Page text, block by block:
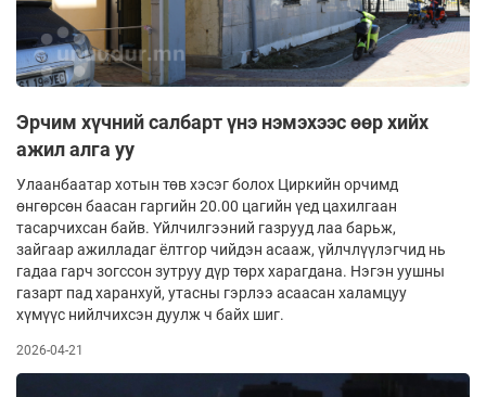
Эрчим хүчний салбарт үнэ нэмэхээс өөр хийх
ажил алга уу
Улаанбаатар хотын төв хэсэг болох Циркийн орчимд
өнгөрсөн баасан гаргийн 20.00 цагийн үед цахилгаан
тасарчихсан байв. Үйлчилгээний газрууд лаа барьж,
зайгаар ажилладаг ёлтгор чийдэн асааж, үйлчлүүлэгчид нь
гадаа гарч зогссон зутруу дүр төрх харагдана. Нэгэн уушны
газарт пад харанхуй, утасны гэрлээ асаасан халамцуу
хүмүүс нийлчихсэн дуулж ч байх шиг.
2026-04-21